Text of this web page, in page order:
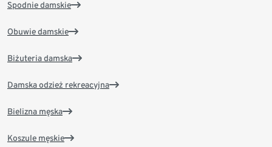
Spodnie damskie
Obuwie damskie
Biżuteria damska
Damska odzież rekreacyjna
Bielizna męska
Koszule męskie